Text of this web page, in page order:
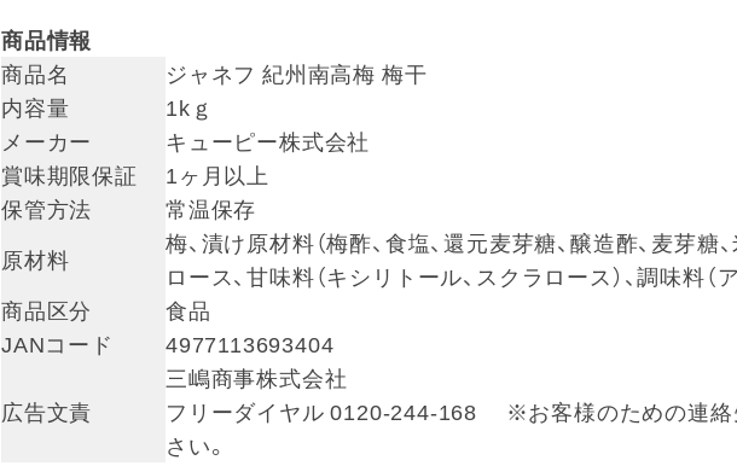
商品情報
商品名
ジャネフ 紀州南高梅 梅干
内容量
1kｇ
メーカー
キューピー株式会社
賞味期限保証
1ヶ月以上
保管方法
常温保存
原材料
梅、漬け原材料（梅酢、食塩、還元麦芽糖、醸造酢、麦芽糖
ロース、甘味料（キシリトール、スクラロース）、調味料（
商品区分
食品
JANコード
4977113693404
広告文責
三嶋商事株式会社
フリーダイヤル 0120-244-168 ※お客様のための連絡
さい。